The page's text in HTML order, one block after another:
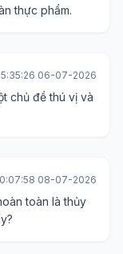
thực phẩm.
06-07-2026
chủ đề thú vị và
08-07-2026
toàn là thủy